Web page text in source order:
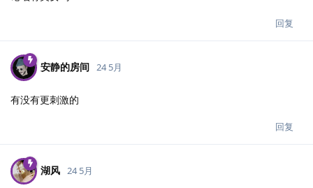
回复
安静的房间 24 5月
有没有更刺激的
回复
湖风 24 5月